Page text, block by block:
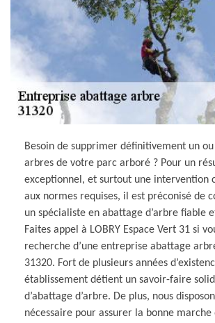
Besoin de supprimer définitivement un
arbres de votre parc arboré ? Pour un
exceptionnel, et surtout une intervention
aux normes requises, il est préconisé de
un spécialiste en abattage d’arbre fiable
Faites appel à LOBRY Espace Vert 31 si
recherche d’une entreprise abattage
31320. Fort de plusieurs années
établissement détient un savoir-faire
d’abattage d’arbre. De plus, nous
nécessaire pour assurer la bonne marche